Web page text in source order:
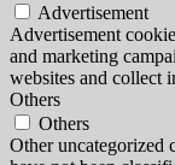
Advertisement
Advertisement
and marketing
websites and collect
Others
Others
Other uncategorized